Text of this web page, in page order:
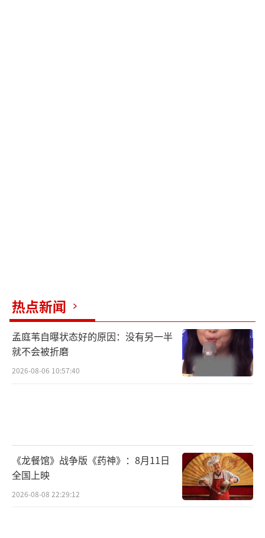
心中的艺术梦想,亮眼精彩的才艺表达着他们对
未来的勇气与果敢。这是对成长之路的歌颂,也
是对追梦之旅的唱响!
热点新闻
孟庭苇自曝状态好的原因：没有另一半
就不会被折磨
2026-08-06 10:57:40
《龙餐馆》战争版《药神》：8月11日
全国上映
2026-08-08 22:29:12